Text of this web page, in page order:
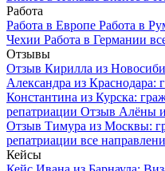
Работа
Работа в Европе Работа в
Чехии Работа в Германии
Отзывы
Отзыв Кирилла из
Александра из Краснодара:
Константина из Курска:
репатриации Отзыв Алёны
Отзыв Тимура из Москвы:
репатриации все
Кейсы